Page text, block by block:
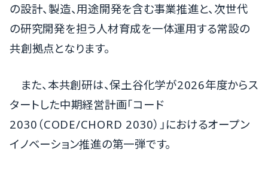
の設計、製造、用途開発を含む事業推進と、次世代
の研究開発を担う人材育成を一体運用する常設の
共創拠点となります。
また、本共創研は、保土谷化学が2026年度からス
タートした中期経営計画「コード
2030（CODE/CHORD 2030）」におけるオープン
イノベーション推進の第一弾です。